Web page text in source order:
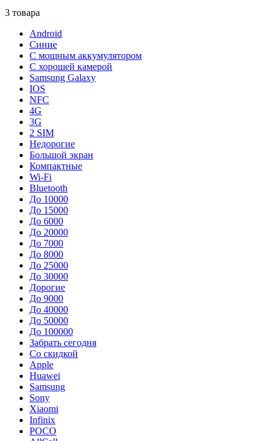
3 товара
Android
Синие
С мощным аккумулятором
С хорошей камерой
Samsung Galaxy
IOS
NFC
4G
3G
2 SIM
Недорогие
Большой экран
Компактные
Wi-Fi
Bluetooth
До 10000
До 15000
До 6000
До 20000
До 7000
До 8000
До 25000
До 30000
Дорогие
До 9000
До 40000
До 50000
До 100000
Забрать сегодня
Со скидкой
Apple
Huawei
Samsung
Sony
Xiaomi
Infinix
POCO